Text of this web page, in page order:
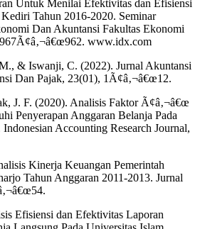
Untuk Menilai Efektivitas dan Efisiensi
Tahun 2016-2020. Seminar
Dan Akuntansi Fakultas Ekonomi
www.idx.com
& Iswanji, C. (2022). Jurnal Akuntansi
Dan Pajak, 23(01), 1Ã¢â‚¬â€œ12.
J. F. (2020). Analisis Faktor Ã¢â‚¬â€œ
Penyerapan Anggaran Belanja Pada
Accounting Research Journal,
Kinerja Keuangan Pemerintah
Tahun Anggaran 2011-2013. Jurnal
Efisiensi dan Efektivitas Laporan